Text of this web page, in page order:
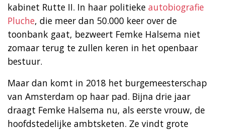
kabinet Rutte II. In haar politieke autobiografie
Pluche, die meer dan 50.000 keer over de
toonbank gaat, bezweert Femke Halsema niet
zomaar terug te zullen keren in het openbaar
bestuur.
Maar dan komt in 2018 het burgemeesterschap
van Amsterdam op haar pad. Bijna drie jaar
draagt Femke Halsema nu, als eerste vrouw, de
hoofdstedelijke ambtsketen. Ze vindt grote